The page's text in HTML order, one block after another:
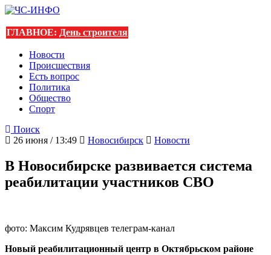
ГЛАВНОЕ: День строителя
Новости
Происшествия
Есть вопрос
Политика
Общество
Спорт
Поиск
26 июня / 13:49
Новосибирск Новости
В Новосибирске развивается система
реабилитации участников СВО
фото: Максим Кудрявцев телеграм-канал
Новый реабилитационный центр в Октябрьском районе